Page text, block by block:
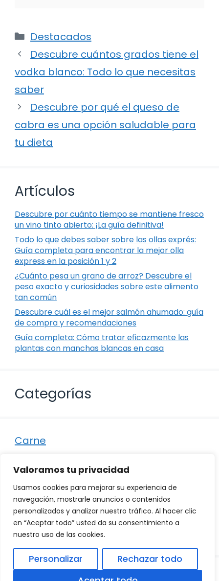
Valoramos tu privacidad
Usamos cookies para mejorar su experiencia de
navegación, mostrarle anuncios o contenidos
personalizados y analizar nuestro tráfico. Al hacer clic
en “Aceptar todo” usted da su consentimiento a
nuestro uso de las cookies.
Personalizar
Rechazar todo
Categorías
Destacados
Descubre cuántos grados tiene el
vodka blanco: Todo lo que necesitas
saber
Descubre por qué el queso de
cabra es una opción saludable para
tu dieta
Artículos
Descubre por cuánto tiempo se mantiene fresco
un vino tinto abierto: ¡La guía definitiva!
Todo lo que debes saber sobre las ollas exprés:
Guía completa para encontrar la mejor olla
express en la posición 1 y 2
¿Cuánto pesa un grano de arroz? Descubre el
peso exacto y curiosidades sobre este alimento
tan común
Descubre cuál es el mejor salmón ahumado: guía
de compra y recomendaciones
Guía completa: Cómo tratar eficazmente las
plantas con manchas blancas en casa
Categorías
Carne
Otro
Pescado
Recetas
Política de Privacidad Aviso Legal|